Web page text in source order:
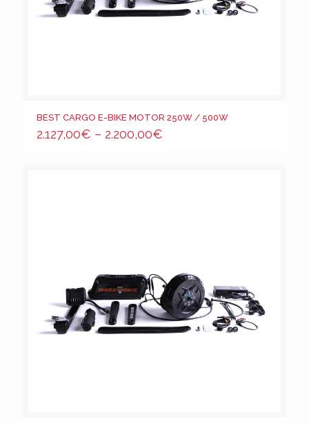
BEST CARGO E-BIKE MOTOR 250W / 500W
2.127,00€ – 2.200,00€